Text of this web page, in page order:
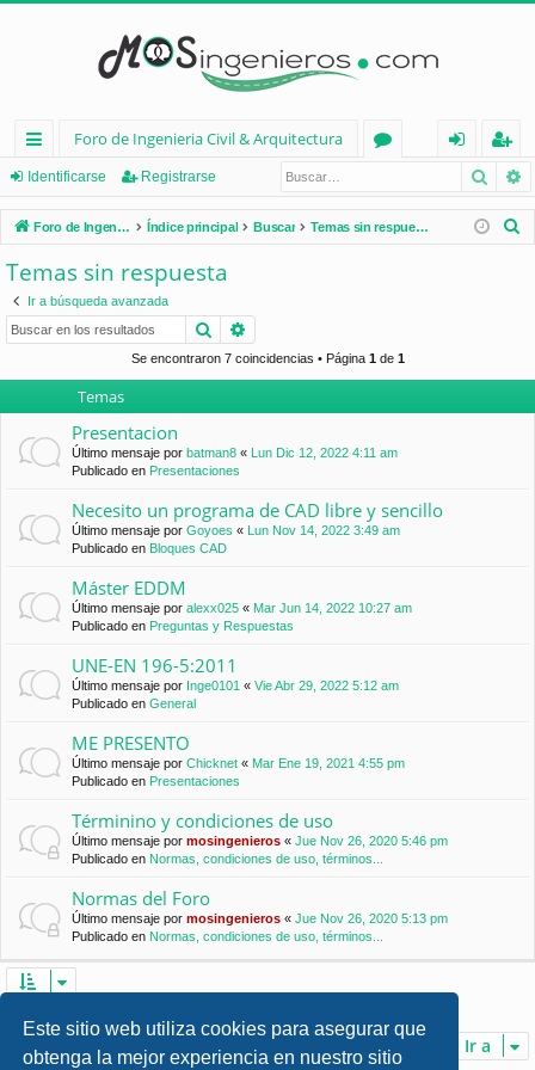
Este sitio web utiliza cookies para asegurar que
obtenga la mejor experiencia en nuestro sitio
nl
ac
es
rá
pi
Foro de Ingenieria Civil & Arquitectura
os
nt
ifi
eg
ist
ra
Identificarse Registrarse
Foro de Ingenieria Civil & Arquitectura Índice principal Buscar Temas sin respuesta
Temas sin respuesta
Ir a búsqueda avanzada
Buscar
Se encontraron 7 coincidencias • Página 1de 1
Temas
Presentacion
Último mensaje por batman8 «
Lun Dic 12, 2022 4:11 am
Publicado en Presentaciones
Necesito un programa de CAD libre y sencillo
Último mensaje por Goyoes «
Lun Nov 14, 2022 3:49 am
Publicado en Bloques CAD
Máster EDDM
Último mensaje por alexx025 « Mar Jun 14, 2022 10:27 am
Publicado en Preguntas y Respuestas
UNE-EN 196-5:2011
Último mensaje por Inge0101 « Vie Abr 29, 2022 5:12 am
Publicado en General
ME PRESENTO
Último mensaje por Chicknet « Mar Ene 19, 2021 4:55 pm
Publicado en Presentaciones
Términino y condiciones de uso
Último mensaje por mosingenieros « Jue Nov 26, 2020 5:46 pm
Publicado en Normas, condiciones de uso, términos...
Normas del Foro
Último mensaje por mosingenieros « Jue Nov 26, 2020 5:13 pm
Publicado en Normas, condiciones de uso, términos...
Ir a